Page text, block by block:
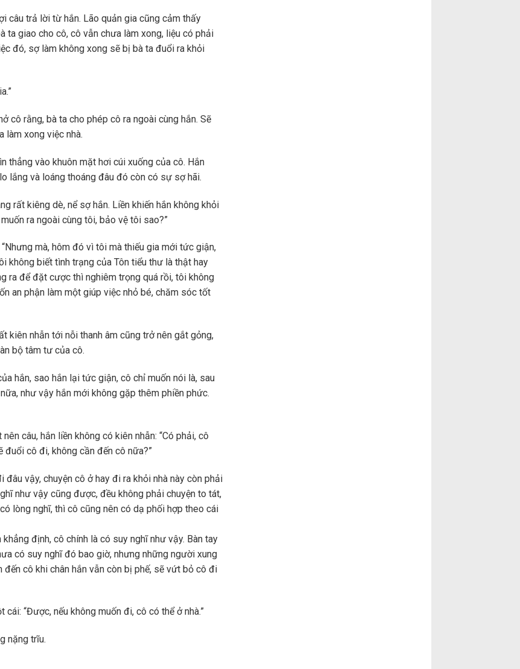
câu trả lời từ hắn. Lão quản gia cũng cảm thấy
ta giao cho cô, cô vẫn chưa làm xong, liệu có phải
đó, sợ làm không xong sẽ bị bà ta đuổi ra khỏi
cô rằng, bà ta cho phép cô ra ngoài cùng hắn. Sẽ
làm xong việc nhà.
thẳng vào khuôn mặt hơi cúi xuống của cô. Hắn
lắng và loáng thoáng đâu đó còn có sự sợ hãi.
rất kiêng dè, nể sợ hắn. Liền khiến hắn không khỏi
ra ngoài cùng tôi, bảo vệ tôi sao?”
mà, hôm đó vì tôi mà thiếu gia mới tức giận,
không biết tình trạng của Tôn tiểu thư là thật hay
ra để đặt cược thì nghiêm trọng quá rồi, tôi không
an phận làm một giúp việc nhỏ bé, chăm sóc tốt
kiên nhẫn tới nỗi thanh âm cũng trở nên gắt gỏng,
bộ tâm tư của cô.
hắn, sao hắn lại tức giận, cô chỉ muốn nói là, sau
như vậy hắn mới không gặp thêm phiền phức.
câu, hắn liền không có kiên nhẫn: “Có phải, cô
đuổi cô đi, không cần đến cô nữa?”
vậy, chuyện cô ở hay đi ra khỏi nhà này còn phải
như vậy cũng được, đều không phải chuyện to tát,
lòng nghĩ, thì cô cũng nên có dạ phối hợp theo cái
định, cô chính là có suy nghĩ như vậy. Bàn tay
có suy nghĩ đó bao giờ, nhưng những người xung
cô khi chân hắn vẫn còn bị phế, sẽ vứt bỏ cô đi
“Được, nếu không muốn đi, cô có thể ở nhà.”
nặng trĩu.